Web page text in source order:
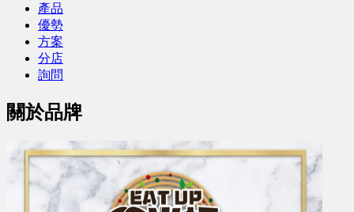
產品
優勢
方案
分店
詢問
關於品牌